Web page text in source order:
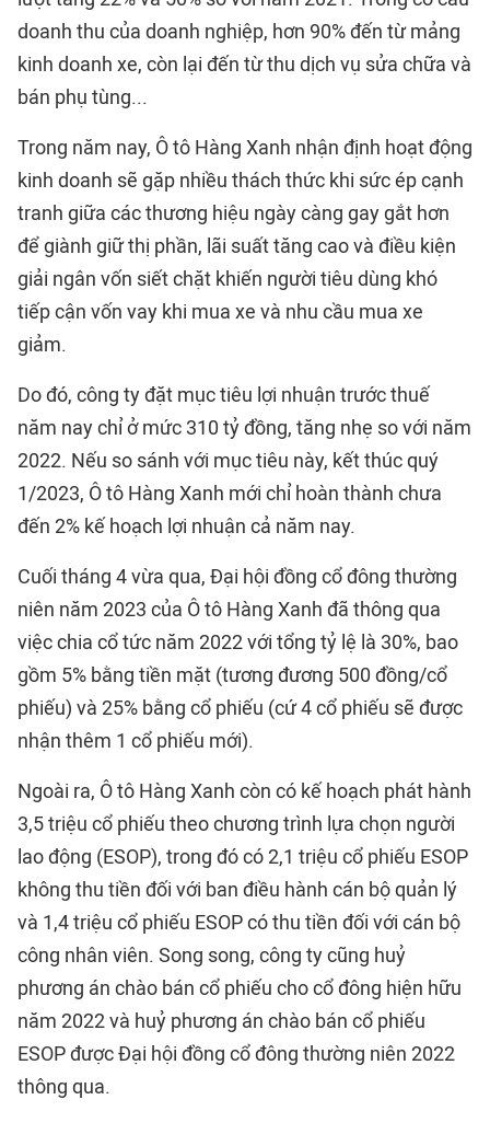
doanh thu của doanh nghiệp, hơn 90% đến từ mảng
kinh doanh xe, còn lại đến từ thu dịch vụ sửa chữa và
bán phụ tùng...
Trong năm nay, Ô tô Hàng Xanh nhận định hoạt động
kinh doanh sẽ gặp nhiều thách thức khi sức ép cạnh
tranh giữa các thương hiệu ngày càng gay gắt hơn
để giành giữ thị phần, lãi suất tăng cao và điều kiện
giải ngân vốn siết chặt khiến người tiêu dùng khó
tiếp cận vốn vay khi mua xe và nhu cầu mua xe
giảm.
Do đó, công ty đặt mục tiêu lợi nhuận trước thuế
năm nay chỉ ở mức 310 tỷ đồng, tăng nhẹ so với năm
2022. Nếu so sánh với mục tiêu này, kết thúc quý
1/2023, Ô tô Hàng Xanh mới chỉ hoàn thành chưa
đến 2% kế hoạch lợi nhuận cả năm nay.
Cuối tháng 4 vừa qua, Đại hội đồng cổ đông thường
niên năm 2023 của Ô tô Hàng Xanh đã thông qua
việc chia cổ tức năm 2022 với tổng tỷ lệ là 30%, bao
gồm 5% bằng tiền mặt (tương đương 500 đồng/cổ
phiếu) và 25% bằng cổ phiếu (cứ 4 cổ phiếu sẽ được
nhận thêm 1 cổ phiếu mới).
Ngoài ra, Ô tô Hàng Xanh còn có kế hoạch phát hành
3,5 triệu cổ phiếu theo chương trình lựa chọn người
lao động (ESOP), trong đó có 2,1 triệu cổ phiếu ESOP
không thu tiền đối với ban điều hành cán bộ quản lý
và 1,4 triệu cổ phiếu ESOP có thu tiền đối với cán bộ
công nhân viên. Song song, công ty cũng huỷ
phương án chào bán cổ phiếu cho cổ đông hiện hữu
năm 2022 và huỷ phương án chào bán cổ phiếu
ESOP được Đại hội đồng cổ đông thường niên 2022
thông qua.